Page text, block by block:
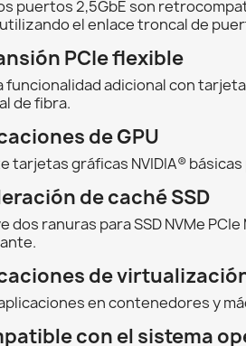
puertos 2,5GbE son
el enlace troncal de
PCIe flexible
funcionalidad adicional con
de fibra.
de GPU
tarjetas gráficas NVIDIA®
de caché SSD
dos ranuras para SSD NVMe
de
en contenedores y
con el sistema